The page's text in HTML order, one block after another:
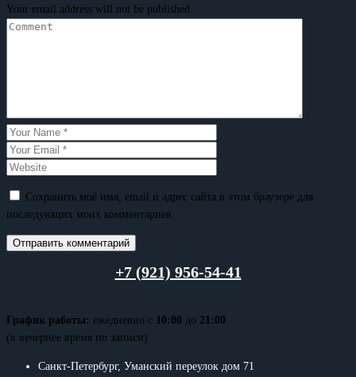
Your email address will not be published.
Сохранить моё имя, email и адрес сайта в этом браузере для
последующих моих комментариев.
+7 (921) 956-54-41
График работы: ежедневно с 10:00 до 21:00
(в вечернее время по записи)
Санкт-Петербург, Уманский переулок дом 71